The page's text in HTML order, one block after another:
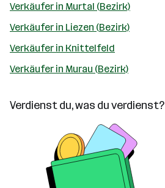
Verkäufer in Murtal (Bezirk)
Verkäufer in Liezen (Bezirk)
Verkäufer in Knittelfeld
Verkäufer in Murau (Bezirk)
Verdienst du, was du verdienst?